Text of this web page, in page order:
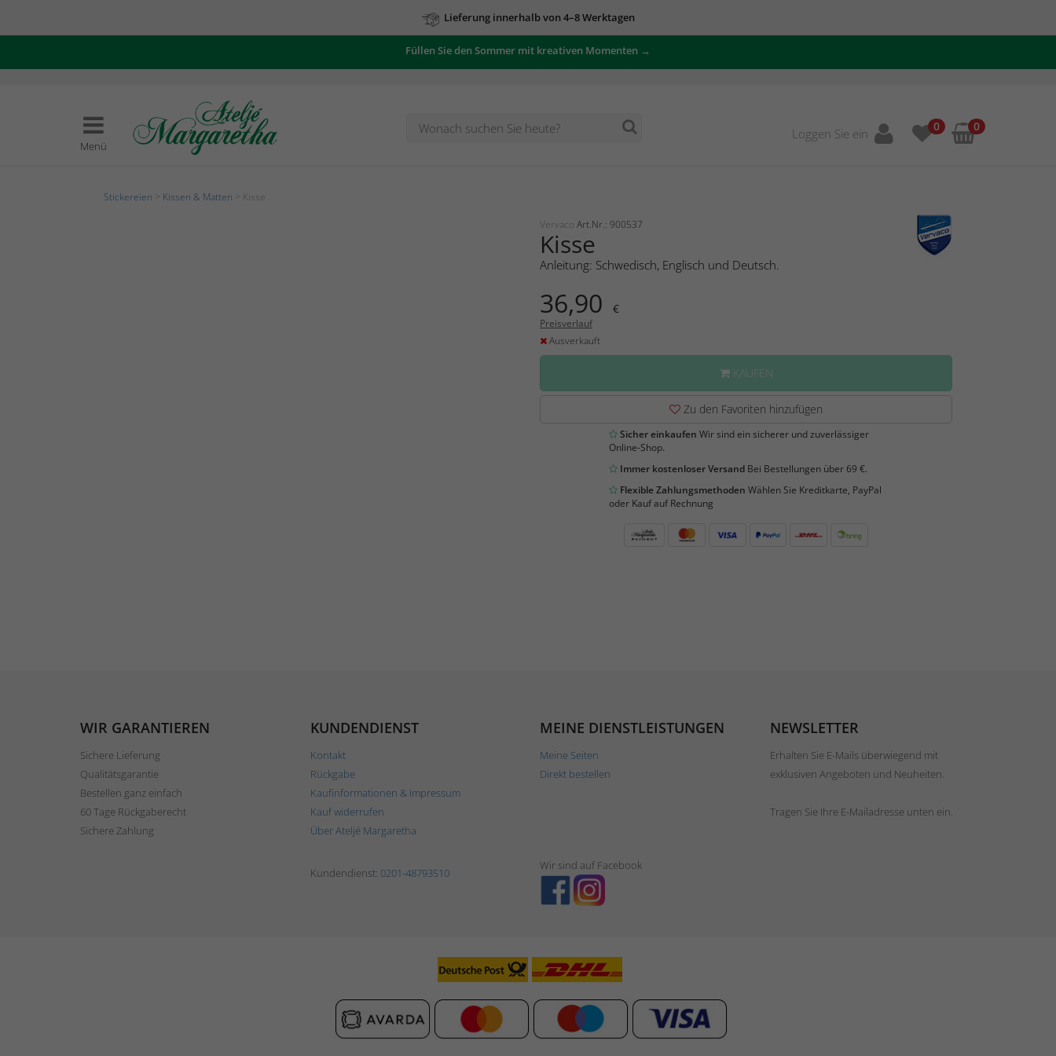
Lieferung innerhalb von 4–8 Werktagen
Füllen Sie den Sommer mit kreativen Momenten →
Menü
Loggen Sie ein 0 0
Stickereien Kissen & Matten > Kisse
Vervaco Art.Nr.: 900537
Kisse
Anleitung: Schwedisch, Englisch und Deutsch.
36,90 €
Preisverlauf
Ausverkauft
KAUFEN
Zu den Favoriten hinzufügen
Sicher einkaufen Wir sind ein sicherer und zuverlässiger
Online-Shop.
Immer kostenloser VersandBei Bestellungen über 69 €.
Flexible Zahlungsmethoden Wählen Sie Kreditkarte, PayPal
oder Kauf auf Rechnung
WIR GARANTIEREN
Sichere Lieferung
Qualitätsgarantie
Bestellen ganz einfach
60 Tage Rückgaberecht
Sichere Zahlung
KUNDENDIENST
Kontakt
Rückgabe
Kaufinformationen & Impressum
Kauf widerrufen
Über Ateljé Margaretha
MEINE DIENSTLEISTUNGEN
Meine Seiten
Direkt bestellen
NEWSLETTER
Erhalten Sie E-Mails überwiegend mit
exklusiven Angeboten und Neuheiten.
Tragen Sie Ihre E-Mailadresse unten ein.
Kundendienst: 0201-48793510
Wir sind auf Facebook